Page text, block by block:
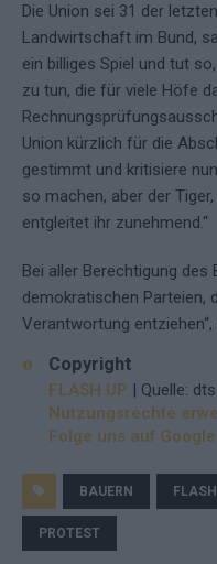
Die Union sei 31 der
Landwirtschaft im Bund,
ein billiges Spiel und tut
zu tun, die für viele Höfe
Union kürzlich für die
gestimmt und kritisiere
so machen, aber der
entgleitet ihr zunehmend.“
Bei aller Berechtigung
demokratischen Parteien,
Verantwortung
Copyright
FLASH UP | Quelle:
Nutzungsrechte
Folge uns auf
BAUERN
PROTEST